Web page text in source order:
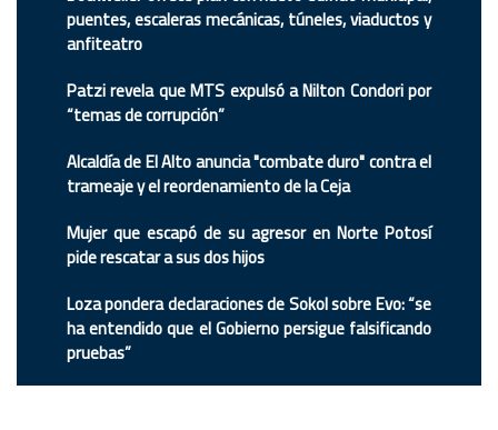
puentes, escaleras mecánicas, túneles, viaductos y
anfiteatro
Patzi revela que MTS expulsó a Nilton Condori por
“temas de corrupción”
Alcaldía de El Alto anuncia "combate duro" contra el
trameaje y el reordenamiento de la Ceja
Mujer que escapó de su agresor en Norte Potosí
pide rescatar a sus dos hijos
Loza pondera declaraciones de Sokol sobre Evo: “se
ha entendido que el Gobierno persigue falsificando
pruebas”